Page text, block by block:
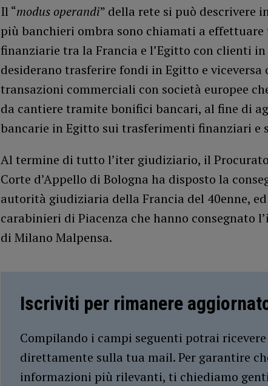
Il “modus operandi” della rete si può descrivere
più banchieri ombra sono chiamati a
finanziarie tra la Francia e l’Egitto con clienti in
desiderano trasferire fondi in Egitto e viceversa
transazioni commerciali con società europee
da cantiere tramite bonifici bancari, al fine di
bancarie in Egitto sui trasferimenti finanziari e
Al termine di tutto l’iter giudiziario, il
Corte d’Appello di Bologna ha disposto la
autorità giudiziaria della Francia del 40enne,
carabinieri di Piacenza che hanno consegnato
di Milano Malpensa.
Iscriviti per rimanere
Compilando i campi seguenti potrai
direttamente sulla tua mail. Per garantire
informazioni più rilevanti, ti chiediamo